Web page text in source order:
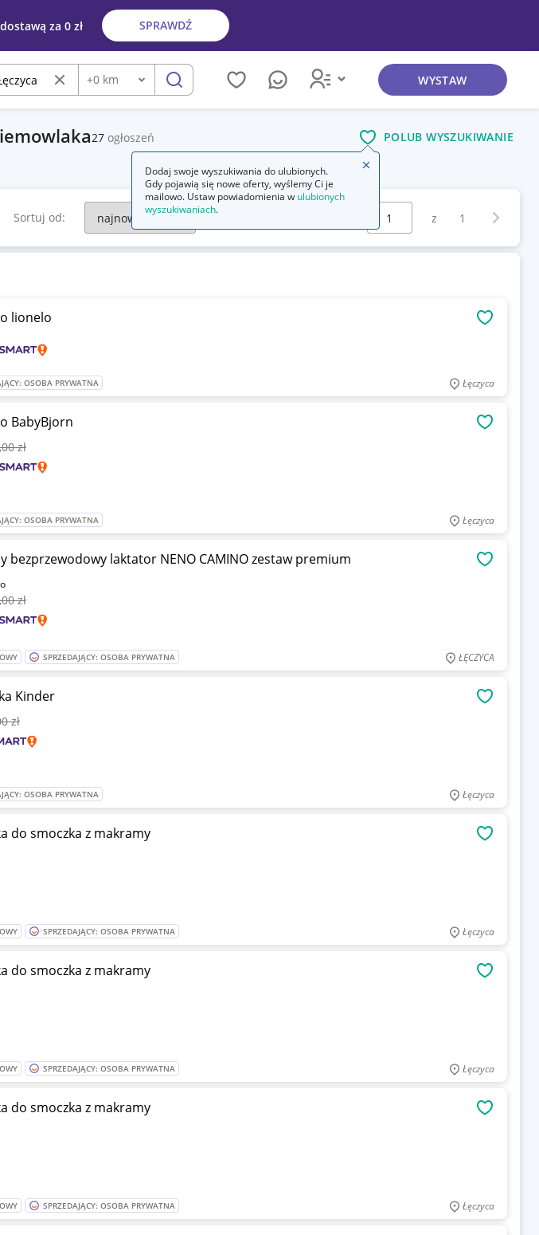
za 0 zł SPRAWDŹ
Wyczyść frazę
Odległość
+0 km szukaj WYSTAW
27 ogłoszeń POLUB WYSZUKIWANIE
Sortuj od:
Wybierz stronę:
z 1
lionelo
OSOBA PRYWATNA Łęczyca
BabyBjorn
zł
OSOBA PRYWATNA Łęczyca
bezprzewodowy laktator NENO CAMINO zestaw premium
zł
SPRZEDAJĄCY: OSOBA PRYWATNA ŁĘCZYCA
Kinder
zł
OSOBA PRYWATNA Łęczyca
do smoczka z makramy
SPRZEDAJĄCY: OSOBA PRYWATNA Łęczyca
do smoczka z makramy
SPRZEDAJĄCY: OSOBA PRYWATNA Łęczyca
do smoczka z makramy
SPRZEDAJĄCY: OSOBA PRYWATNA Łęczyca
Dodaj swoje wyszukiwania do ulubionych.
Gdy pojawią się nowe oferty, wyślemy Ci je
mailowo. Ustaw powiadomienia w ulubionych
wyszukiwaniach.
Zamknij wskazówkę